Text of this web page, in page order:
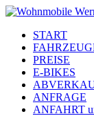
START
PREISE
E-BIKES
ANFRAGE
ANFAHRT